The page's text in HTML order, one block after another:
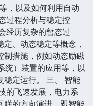
，以及如何利用自动
过程分析与稳定控
经历复杂的暂态过
、动态稳定等概念，
制措施，例如动态励磁
统）装置的应用等，以
稳定运行。 三、 智能
的飞速发展，电力系
联的方向演进，即智能